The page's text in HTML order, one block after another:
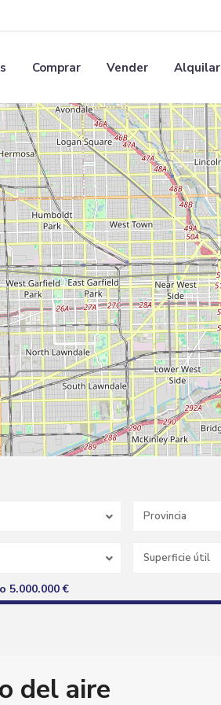
Comprar Vender Alquilar
Provincia
5.000.000 €
del aire